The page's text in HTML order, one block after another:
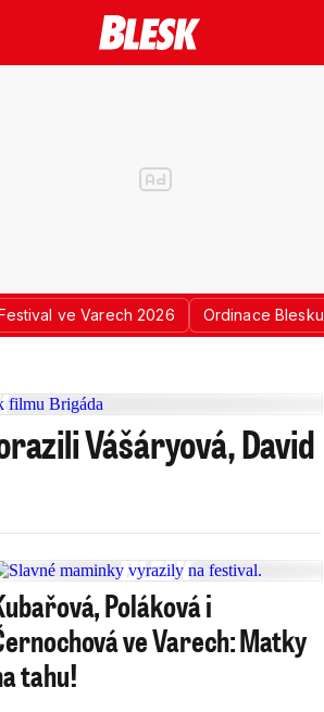
ve Varech 2026 Ordinace Blesku
Vášáryová, David
Poláková i
ve Varech: Matky
tahu!